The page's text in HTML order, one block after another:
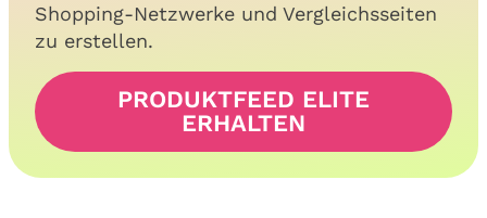
Shopping-Netzwerke und Vergleichsseiten
zu erstellen.
PRODUKTFEED ELITE
ERHALTEN